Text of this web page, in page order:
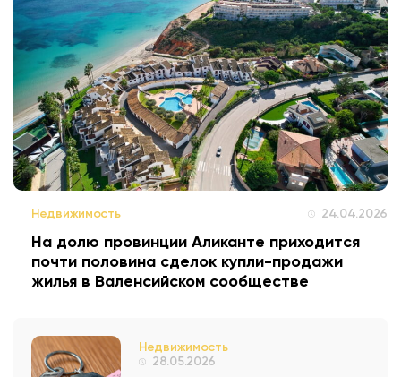
Недвижимость
28.05.2026
Недвижимость 24.04.2026
На долю провинции Аликанте приходится
почти половина сделок купли-продажи
жилья в Валенсийском сообществе